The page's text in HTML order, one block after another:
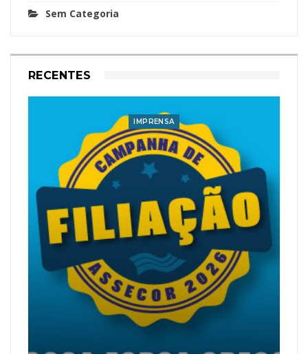
Sem Categoria
RECENTES
IMPRENSA